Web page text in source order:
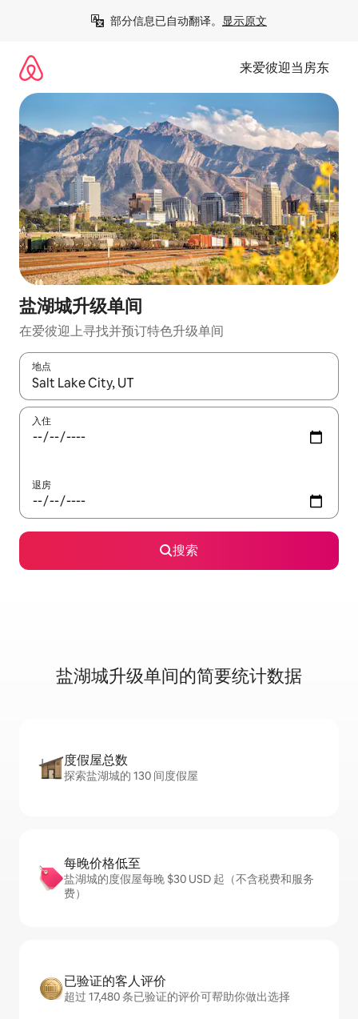
部分信息已自动翻译。 显示原文
来爱彼迎当房东
盐湖城升级单间
在爱彼迎上寻找并预订特色升级单间
地点
如有搜索结果，请使用上下方向键查看，或通过点击或滑动手势
入住
退房
搜索
盐湖城升级单间的简要统计数据
度假屋总数
探索盐湖城的 130 间度假屋
每晚价格低至
盐湖城的度假屋每晚 $30 USD 起（不含税费和服务
费）
已验证的客人评价
超过 17,480 条已验证的评价可帮助你做出选择